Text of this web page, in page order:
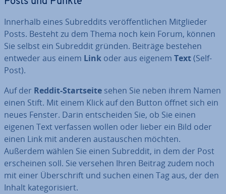
Innerhalb eines Subred­dits ver­öf­fent­li­chen Mit­glie­der
Posts. Besteht zu dem Thema noch kein Forum, können
Sie selbst ein Subreddit gründen. Beiträge bestehen
entweder aus einem Link oder aus eigenem Text(Self-
Post).
Auf der Reddit-Start­sei­te sehen Sie neben ihrem Namen
einen Stift. Mit einem Klick auf den Button öffnet sich ein
neues Fenster. Darin ent­schei­den Sie, ob Sie einen
eigenen Text verfassen wollen oder lieber ein Bild oder
einen Link mit anderen aus­tau­schen möchten.
Außerdem wählen Sie einen Subreddit, in dem der Post
er­schei­nen soll. Sie versehen Ihren Beitrag zudem noch
mit einer Über­schrift und suchen einen Tag aus, der den
Inhalt ka­te­go­ri­siert.